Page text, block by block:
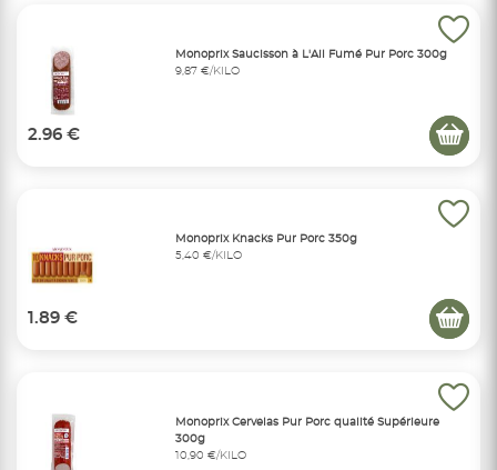
Monoprix Saucisson à L'Ail Fumé Pur Porc 300g
9,87 €/KILO
2.96 €
Monoprix Knacks Pur Porc 350g
5,40 €/KILO
1.89 €
Monoprix Cervelas Pur Porc qualité Supérieure
300g
10,90 €/KILO